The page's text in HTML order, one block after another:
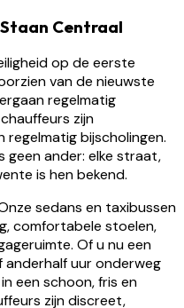
Centraal
op de eerste
van de nieuwste
regelmatig
zijn
regelmatig bijscholingen.
geen ander: elke straat,
is hen bekend.
sedans en taxibussen
comfortabele stoelen,
Of u nu een
uur onderweg
een schoon, fris en
zijn discreet,